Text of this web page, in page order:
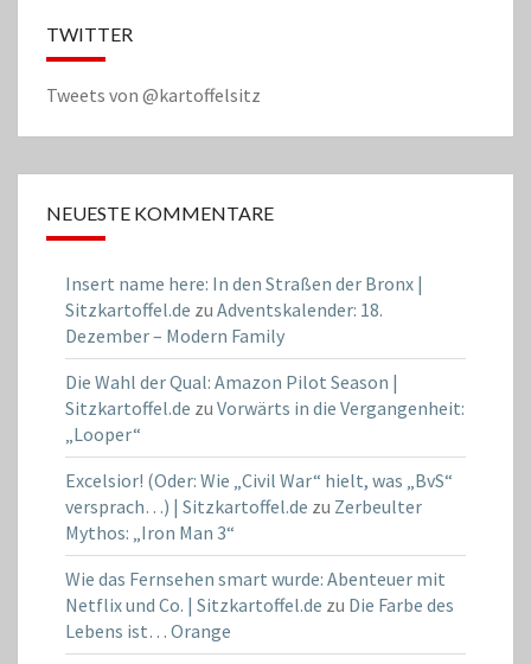
TWITTER
Tweets von @kartoffelsitz
NEUESTE KOMMENTARE
Insert name here: In den Straßen der Bronx |
Sitzkartoffel.de zu Adventskalender: 18.
Dezember – Modern Family
Die Wahl der Qual: Amazon Pilot Season |
Sitzkartoffel.de zu Vorwärts in die Vergangenheit:
„Looper“
Excelsior! (Oder: Wie „Civil War“ hielt, was „BvS“
versprach…) | Sitzkartoffel.de zu Zerbeulter
Mythos: „Iron Man 3“
Wie das Fernsehen smart wurde: Abenteuer mit
Netflix und Co. | Sitzkartoffel.de zu Die Farbe des
Lebens ist… Orange